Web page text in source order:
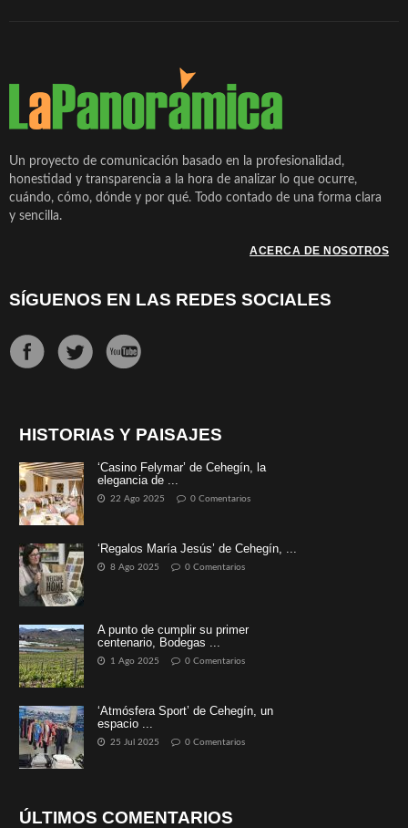
Un proyecto de comunicación basado en la profesionalidad,
honestidad y transparencia a la hora de analizar lo que ocurre,
cuándo, cómo, dónde y por qué. Todo contado de una forma clara
y sencilla.
ACERCA DE NOSOTROS
SÍGUENOS EN LAS REDES SOCIALES
HISTORIAS Y PAISAJES
‘Casino Felymar’ de Cehegín, la
elegancia de ...
22 Ago 2025 0 Comentarios
‘Regalos María Jesús’ de Cehegín, ...
8 Ago 2025 0 Comentarios
A punto de cumplir su primer
centenario, Bodegas ...
1 Ago 2025 0 Comentarios
‘Atmósfera Sport’ de Cehegín, un
espacio ...
25 Jul 2025 0 Comentarios
ÚLTIMOS COMENTARIOS